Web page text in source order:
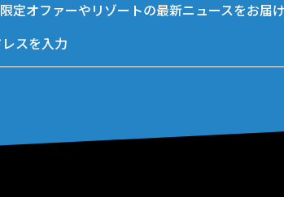
限定オファーやリゾートの最新ニュースをお届